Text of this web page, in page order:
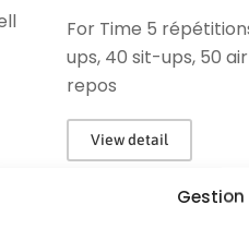
Gestion
For Time 5
ups, 40 sit-ups, 50
repos
View detail